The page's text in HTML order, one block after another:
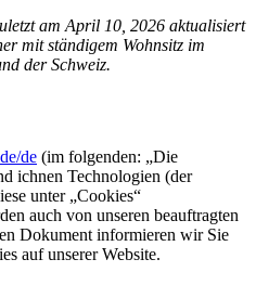
am April 10, 2026 aktualisiert
mit ständigem Wohnsitz im
der Schweiz.
de (im folgenden: „Die
ichnen Technologien (der
unter „Cookies“
auch von unseren beauftragten
Dokument informieren wir Sie
auf unserer Website.